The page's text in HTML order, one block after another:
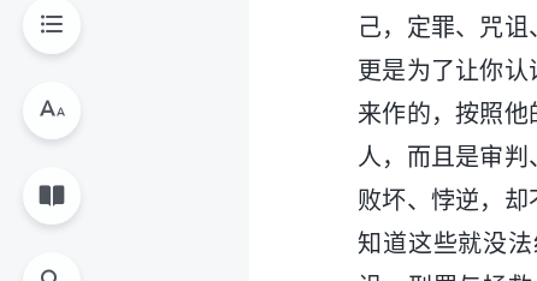
己，定罪、咒
更是为了让你
来作的，按照
人，而且是审
败坏、悖逆，
知道这些就没